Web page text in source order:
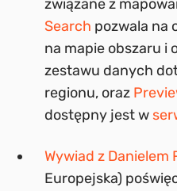
związane z
Search pozwala na
na mapie obszaru i
zestawu danych
regionu, oraz
dostępny jest w
Wywiad z Danielem
Europejska)